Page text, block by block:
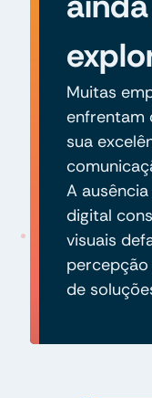
Muitas
enfrentam
sua
A
digital
visuais
de